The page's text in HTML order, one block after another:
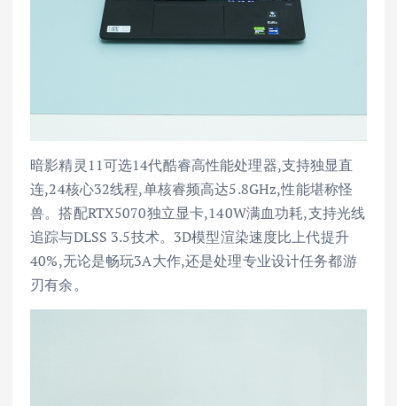
暗影精灵11可选14代酷睿高性能处理器,支持独显直
连,24核心32线程,单核睿频高达5.8GHz,性能堪称怪
兽。搭配RTX5070独立显卡,140W满血功耗,支持光线
追踪与DLSS 3.5技术。3D模型渲染速度比上代提升
40%,无论是畅玩3A大作,还是处理专业设计任务都游
刃有余。